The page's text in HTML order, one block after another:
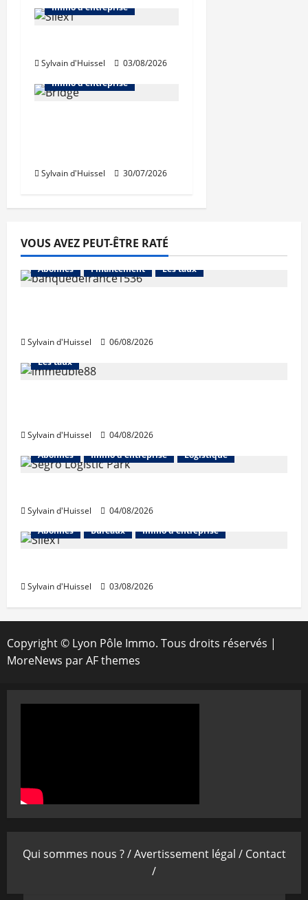
Immo d'entreprise
Sylvain d'Huissel 03/08/2026
Abonnés
Bureaux
Immo d'entreprise
Sylvain d'Huissel 30/07/2026
VOUS AVEZ PEUT-ÊTRE RATÉ
Abonnés Financement Les taux
Sylvain d'Huissel 06/08/2026
Abonnés Financement
Les taux
Sylvain d'Huissel
04/08/2026
Abonnés
Immo d'entreprise Logistique
Sylvain d'Huissel
04/08/2026
Abonnés
Bureaux Immo d'entreprise
Sylvain d'Huissel 03/08/2026
Copyright © Lyon Pôle Immo. Tous droits réservés |
MoreNews par AF themes
Qui sommes nous ? /Avertissement légal / Contact
/